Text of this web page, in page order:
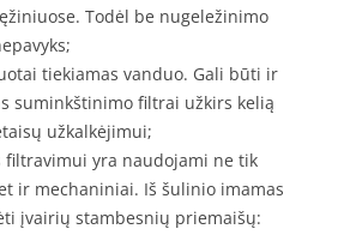
Todėl be nugeležinimo
tiekiamas vanduo. Gali būti ir
suminkštinimo filtrai užkirs kelią
užkalkėjimui;
filtravimui yra naudojami ne tik
ir mechaniniai. Iš šulinio imamas
įvairių stambesnių priemaišų: